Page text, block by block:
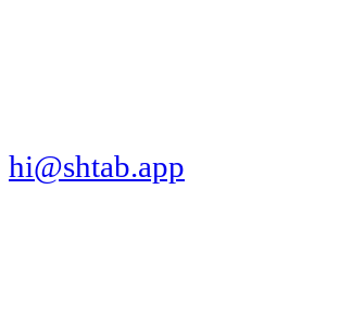
hi@shtab.app